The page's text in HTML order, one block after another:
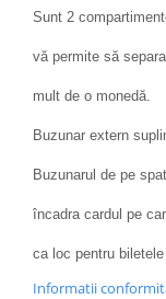
Sunt 2
vă permite să
mult de o monedă.
Buzunar extern
Buzunarul de pe
încadra cardul pe
ca loc pentru
Informatii